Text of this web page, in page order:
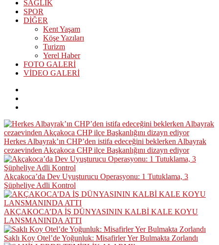
SAĞLIK
SPOR
DİĞER
Kent Yaşam
Köşe Yazıları
Turizm
Yerel Haber
FOTO GALERİ
VİDEO GALERİ
Herkes Albayrak’ın CHP’den istifa edeceğini beklerken Albayrak
cezaevinden Akçakoca CHP ilçe Başkanlığını dizayn ediyor
Akçakoca’da Dev Uyuşturucu Operasyonu: 1 Tutuklama, 3
Şüpheliye Adli Kontrol
AKÇAKOCA’DA İŞ DÜNYASININ KALBİ KALE KOYU
LANSMANINDA ATTI
Saklı Koy Otel’de Yoğunluk: Misafirler Yer Bulmakta Zorlandı